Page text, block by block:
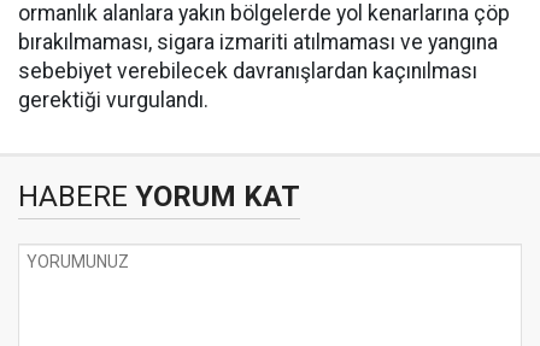
ormanlık alanlara yakın bölgelerde yol kenarlarına çöp
bırakılmaması, sigara izmariti atılmaması ve yangına
sebebiyet verebilecek davranışlardan kaçınılması
gerektiği vurgulandı.
HABERE YORUM KAT